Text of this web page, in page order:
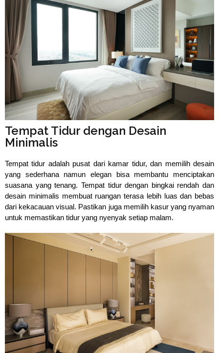
Tempat Tidur dengan Desain
Minimalis
Tempat tidur adalah pusat dari kamar tidur, dan memilih desain
yang sederhana namun elegan bisa membantu menciptakan
suasana yang tenang. Tempat tidur dengan bingkai rendah dan
desain minimalis membuat ruangan terasa lebih luas dan bebas
dari kekacauan visual. Pastikan juga memilih kasur yang nyaman
untuk memastikan tidur yang nyenyak setiap malam.